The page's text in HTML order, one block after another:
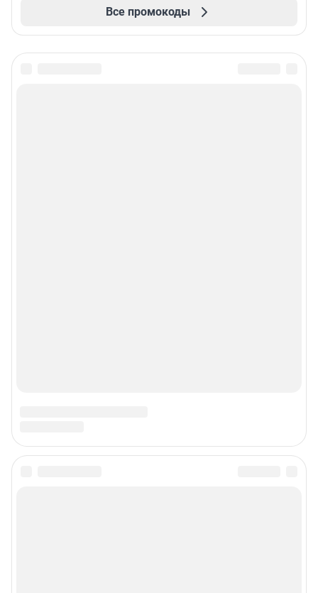
Все промокоды